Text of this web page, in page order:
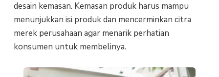
desain kemasan. Kemasan produk harus mampu
menunjukkan isi produk dan mencerminkan citra
merek perusahaan agar menarik perhatian
konsumen untuk membelinya.